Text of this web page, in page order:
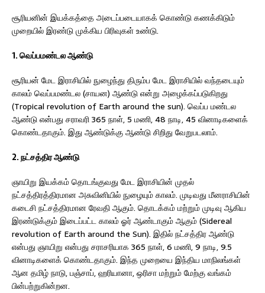
சூரியனின் இயக்கத்தை அடைப்படையாகக் கொண்டு கணக்கிடும்
முறையில் இரண்டு முக்கிய பிரிவுகள் உண்டு.
1. வெப்பமண்டல ஆண்டு
சூரியன் மேட இராசியில் நுழைந்து திரும்ப மேட இராசியில் வந்தடையும்
காலம் வெப்பமண்டல (சாயன) ஆண்டு என்று அழைக்கப்படுகிறது
(Tropical revolution of Earth around the sun). வெப்ப மண்டல
ஆண்டு என்பது சராவரி 365 நாள், 5 மணி, 48 நாடி, 45 வினாடிகளைக்
கொண்டதாகும். இது ஆண்டுக்கு ஆண்டு சிறிது வேறுபடலாம்.
2. நட்சத்திர ஆண்டு
ஞாயிறு இயக்கம் தொடங்குவது மேட இராசியின் முதல்
நட்சத்திரத்திரமான அசுவினியில் நுழையும் காலம். முடிவது மீனராசியின்
கடைசி நட்சத்திரமான ரேவதி ஆகும். தொடக்கம் மற்றும் முடிவு ஆகிய
இரண்டுக்கும் இடைப்பட்ட காலம் ஓர் ஆண்டாகும் ஆகும் (Sidereal
revolution of Earth around the Sun). இதில் நட்சத்திர ஆண்டு
என்பது ஞாயிறு என்பது சராசரியாக 365 நாள், 6 மணி, 9 நாடி, 9.5
வினாடிகளைக் கொண்டதாகும். இந்த முறையை இந்திய மாநிலங்கள்
ஆன தமிழ் நாடு, பஞ்சாப், ஹரியானா, ஒரிசா மற்றும் மேற்கு வங்கம்
பின்பற்றுகின்றன.